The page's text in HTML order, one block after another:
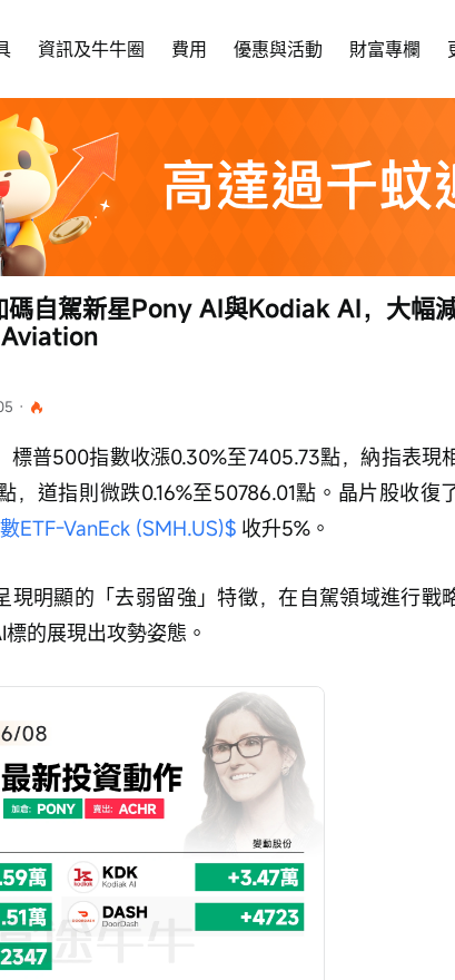
資訊及牛牛圈 費用 優惠與活動 財富專欄
·
碼自駕新星Pony AI與Kodiak AI，大幅
標普500指數收漲0.30%至7405.73點，納指表現
，道指則微跌0.16%至50786.01點。晶片股收復
ETF-VanEck (SMH.US)$ 收升5%。
現明顯的「去弱留強」特徵，在自駕領域進行戰
的展現出攻勢姿態。